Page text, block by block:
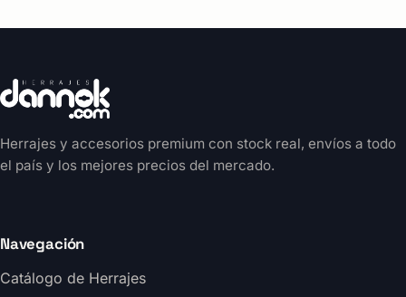
Herrajes y accesorios premium con stock real, envíos a todo
el país y los mejores precios del mercado.
Navegación
Catálogo de Herrajes